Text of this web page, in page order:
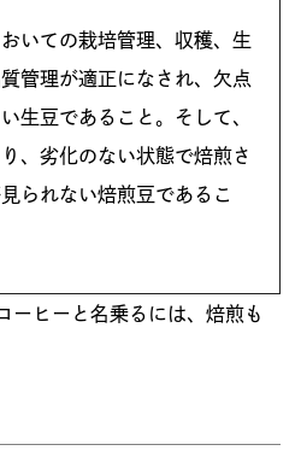
いての栽培管理、収穫、生
管理が適正になされ、欠点
生豆であること。そして、
、劣化のない状態で焙煎さ
られない焙煎豆であるこ
ーヒーと名乗るには、焙煎も